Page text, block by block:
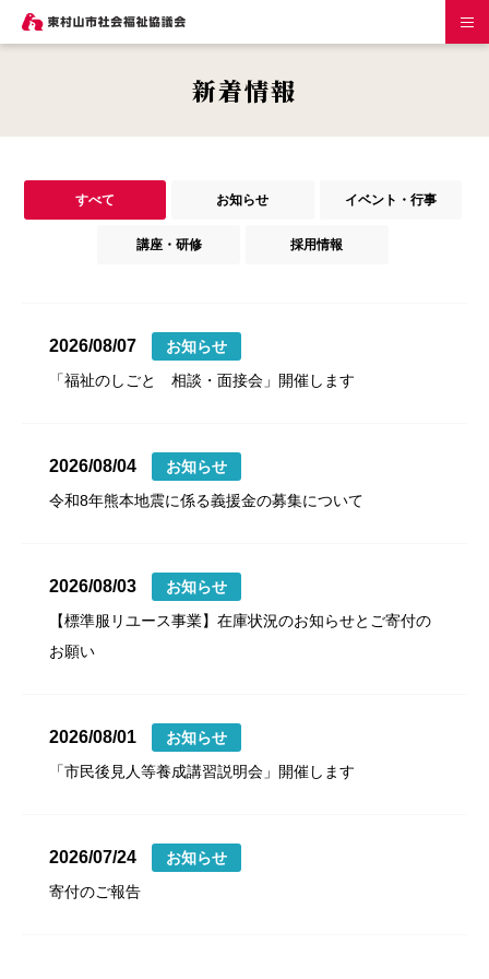
新着情報
すべて お知らせ イベント・行事
講座・研修 採用情報
2026/08/07
お知らせ
「福祉のしごと 相談・面接会」開催します
2026/08/04
お知らせ
令和8年熊本地震に係る義援金の募集について
2026/08/03
お知らせ
【標準服リユース事業】在庫状況のお知らせとご寄付の
お願い
2026/08/01
お知らせ
「市民後見人等養成講習説明会」開催します
2026/07/24
お知らせ
寄付のご報告